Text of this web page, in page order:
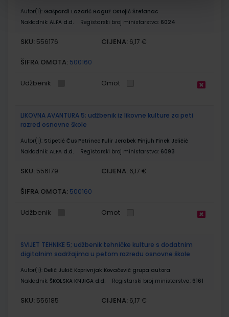
Autor(i): Gašpardi Lazarić Raguž Ostojić Štefanac
Nakladnik: ALFA d.d. Registarski broj ministarstva: 6024
SKU: 556176 CIJENA: 6,17 €
ŠIFRA OMOTA: 500160
Udžbenik Omot
LIKOVNA AVANTURA 5; udžbenik iz likovne kulture za peti
razred osnovne škole
Autor(i): Stipetić Čus Petrinec Fulir Jerabek Pinjuh Finek Jeličić
Nakladnik: ALFA d.d. Registarski broj ministarstva: 6093
SKU: 556179 CIJENA: 6,17 €
ŠIFRA OMOTA: 500160
Udžbenik Omot
SVIJET TEHNIKE 5; udžbenik tehničke kulture s dodatnim
digitalnim sadržajima u petom razredu osnovne škole
Autor(i): Delić Jukić Koprivnjak Kovačević grupa autora
Nakladnik: ŠKOLSKA KNJIGA d.d. Registarski broj ministarstva: 6161
SKU: 556185 CIJENA: 6,17 €